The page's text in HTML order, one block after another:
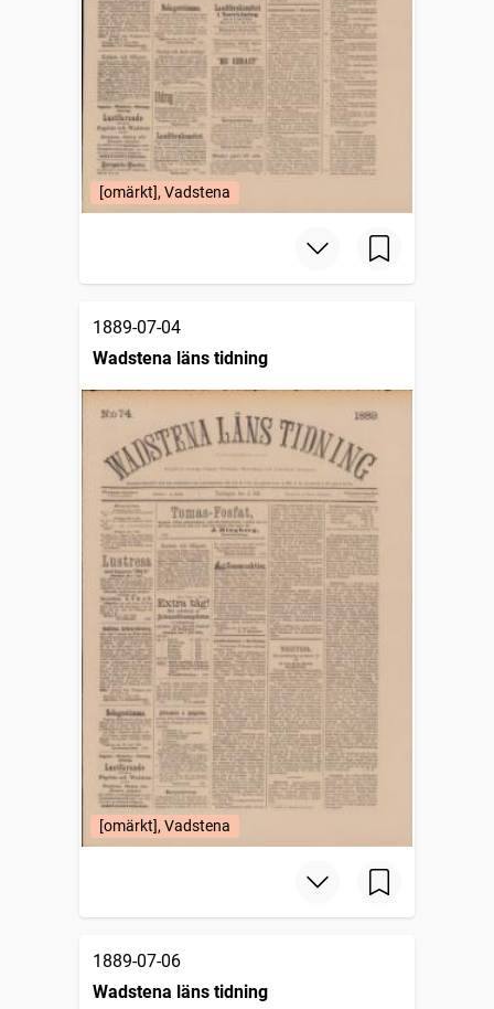
[omärkt], Vadstena
1889-07-04
Wadstena läns tidning
[omärkt], Vadstena
1889-07-06
Wadstena läns tidning